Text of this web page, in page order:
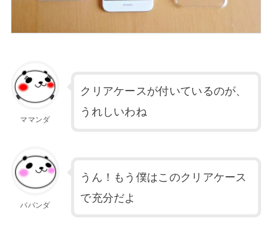
ママンダ
クリアケースが付いているのが、
うれしいわね
パパンダ
うん！もう僕はこのクリアケース
で充分だよ